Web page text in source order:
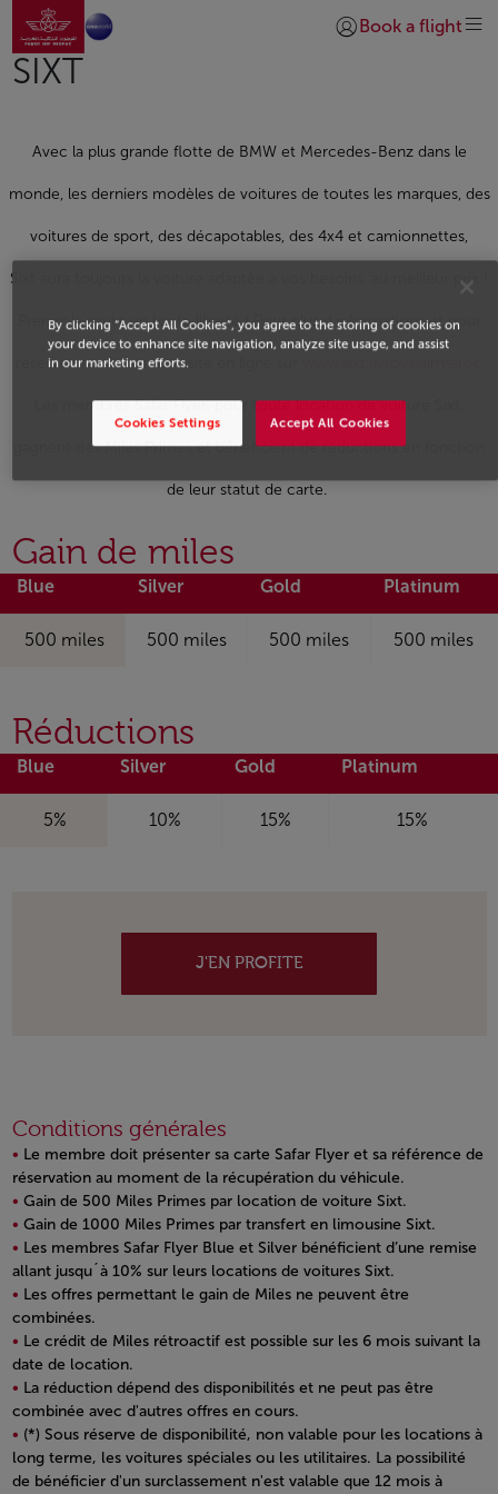
Saut au contenu principal
Aller à la page accueil
Se connecter |
Book a flight
SIXT
Avec la plus grande flotte de BMW et Mercedes-Benz dans le
monde, les derniers modèles de voitures de toutes les marques, des
voitures de sport, des décapotables, des 4x4 et camionnettes,
Sixt aura toujours la voiture adaptée à vos besoins, au meilleur prix !
Prenez la route en toute liberté ! Pour plus d’informations et pour
réserver, rendez-nous visite en ligne sur
Les membres Safar Flyer, pour toute location de voiture Sixt,
gagnent des Miles Primes et bénéficient de réductions en fonction
de leur statut de carte.
Gain de miles
Blue Silver Gold Platinum
500 miles 500 miles 500 miles 500 miles
Réductions
Blue Silver Gold Platinum
5% 10% 15% 15%
J'EN PROFITE
Conditions générales
Le membre doit présenter sa carte Safar Flyer et sa référence de
réservation au moment de la récupération du véhicule.
Gain de 500 Miles Primes par location de voiture Sixt.
Gain de 1000 Miles Primes par transfert en limousine Sixt.
Les membres Safar Flyer Blue et Silver bénéficient d’une remise
allant jusqu´à 10% sur leurs locations de voitures Sixt.
Les offres permettant le gain de Miles ne peuvent être
combinées.
Le crédit de Miles rétroactif est possible sur les 6 mois suivant la
date de location.
La réduction dépend des disponibilités et ne peut pas être
combinée avec d'autres offres en cours.
(*) Sous réserve de disponibilité, non valable pour les locations à
long terme, les voitures spéciales ou les utilitaires. La possibilité
de bénéficier d'un surclassement n'est valable que 12 mois à
By clicking “Accept All Cookies”, you agree to the storing of cookies on
your device to enhance site navigation, analyze site usage, and assist
in our marketing efforts.
Accept All Cookies
Cookies Settings